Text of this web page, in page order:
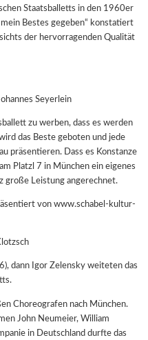
Staatsballetts in den 1960er
Bestes gegeben“ konstatiert
der hervorragenden Qualität
Seyerlein
zu werben, dass es werden
das Beste geboten und jede
präsentieren. Dass es Konstanze
Platzl 7 in München ein eigenes
große Leistung angerechnet.
dann Igor Zelensky weiteten das
Choreografen nach München.
John Neumeier, William
in Deutschland durfte das